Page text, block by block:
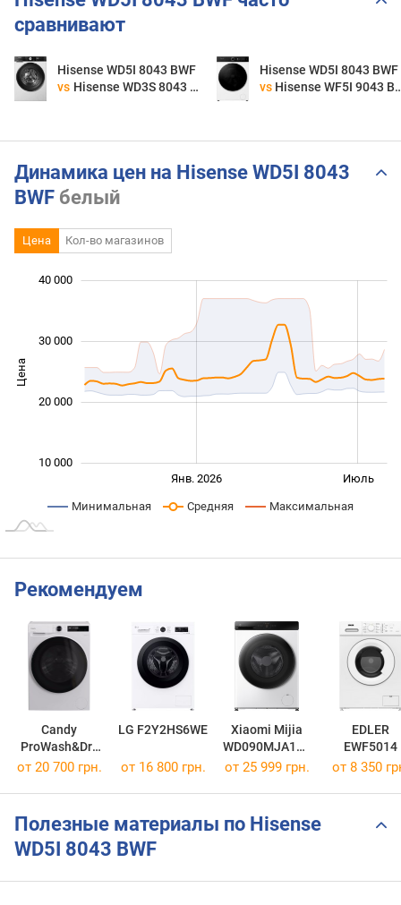
сравнивают
Hisense WD5I 8043 BWF
vs Hisense WD3S 8043 BW3
Hisense WD5I 8043 BWF
vs Hisense WF5I 9043 BWFS
Динамика цен на Hisense WD5I 8043
BWF белый
Цена Кол-во магазинов
Цена
10 000
20 000
30 000
40 000
Янв. 2026 Июль
Минимальная Средняя Максимальная
Рекомендуем
Candy
ProWash&Dry
500 BWR 485
LG F2Y2HS6WE
Xiaomi Mijia
WD090MJA11U
A
EDLER
EWF5014
от 20 700 грн. от 16 800 грн. от 25 999 грн. от 8 350
Полезные материалы по Hisense
WD5I 8043 BWF